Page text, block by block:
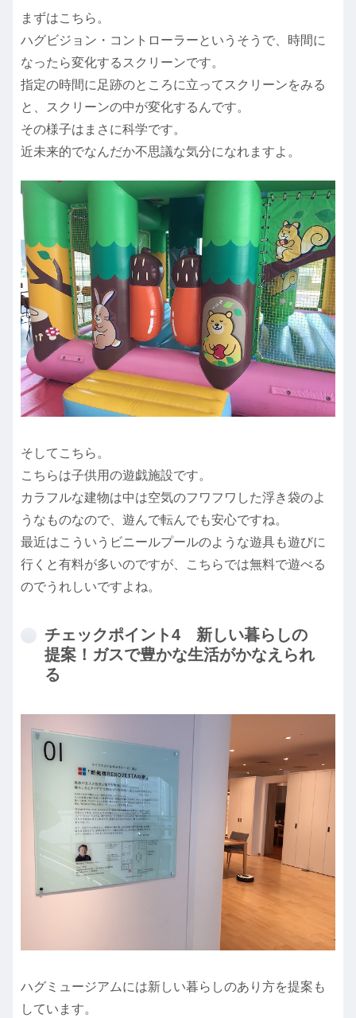
まずはこちら。
ハグビジョン・コントローラーというそうで、時間に
なったら変化するスクリーンです。
指定の時間に足跡のところに立ってスクリーンをみる
と、スクリーンの中が変化するんです。
その様子はまさに科学です。
近未来的でなんだか不思議な気分になれますよ。
そしてこちら。
こちらは子供用の遊戯施設です。
カラフルな建物は中は空気のフワフワした浮き袋のよ
うなものなので、遊んで転んでも安心ですね。
最近はこういうビニールプールのような遊具も遊びに
行くと有料が多いのですが、こちらでは無料で遊べる
のでうれしいですよね。
チェックポイント4 新しい暮らしの
提案！ガスで豊かな生活がかなえられ
る
ハグミュージアムには新しい暮らしのあり方を提案も
しています。